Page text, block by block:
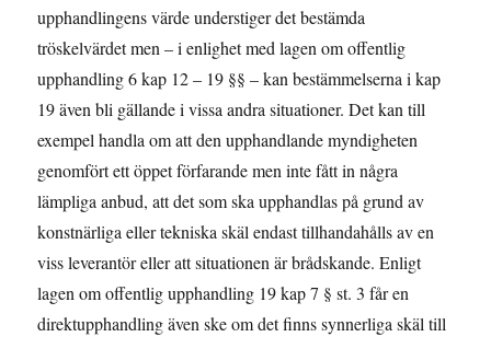
upphandlingens värde understiger det bestämda
tröskelvärdet men – i enlighet med lagen om offentlig
upphandling 6 kap 12 – 19 §§ – kan bestämmelserna i kap
19 även bli gällande i vissa andra situationer. Det kan till
exempel handla om att den upphandlande myndigheten
genomfört ett öppet förfarande men inte fått in några
lämpliga anbud, att det som ska upphandlas på grund av
konstnärliga eller tekniska skäl endast tillhandahålls av en
viss leverantör eller att situationen är brådskande. Enligt
lagen om offentlig upphandling 19 kap 7 § st. 3 får en
direktupphandling även ske om det finns synnerliga skäl till